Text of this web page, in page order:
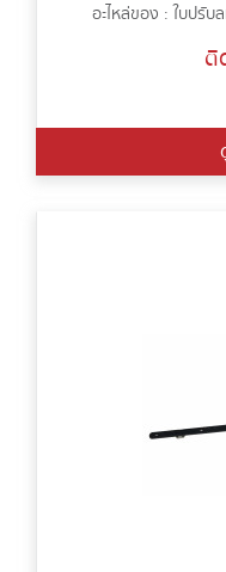
อะไหล่ของ : ใบปรับ
ติ